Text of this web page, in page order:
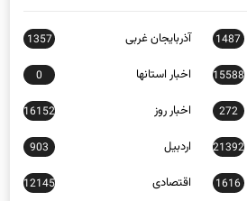
1487 آذربایجان غربی 1357
15588 اخبار استانها 0
272 اخبار روز 16152
21392 اردبیل 903
1616 اقتصادی 12145